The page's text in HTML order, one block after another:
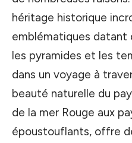
héritage historique
emblématiques datant
les pyramides et les
dans un voyage à
beauté naturelle du
de la mer Rouge aux
époustouflants, offre